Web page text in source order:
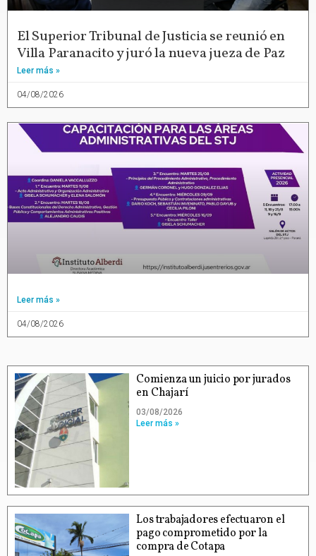
El Superior Tribunal de Justicia se reunió en
Villa Paranacito y juró la nueva jueza de Paz
Leer más »
04/08/2026
Leer más »
04/08/2026
Comienza un juicio por jurados
en Chajarí
03/08/2026
Leer más »
Los trabajadores efectuaron el
pago comprometido por la
compra de Cotapa